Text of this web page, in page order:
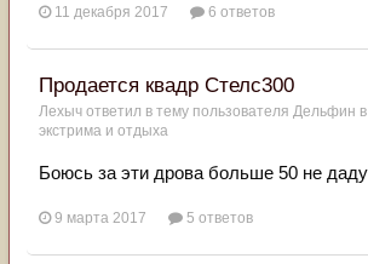
11 декабря 2017 6 ответов
Продается квадр Стелс300
Лехыч ответил в тему пользователя Дельфин в
экстрима и отдыха
Боюсь за эти дрова больше 50 не
9 марта 2017 5 ответов